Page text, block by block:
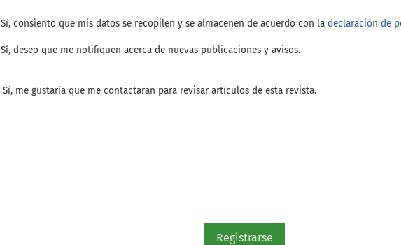
Sí, consiento que mis datos se recopilen y se almacenen de acuerdo con la declaración de
Sí, deseo que me notifiquen acerca de nuevas publicaciones y avisos.
Sí, me gustaría que me contactaran para revisar artículos de esta revista.
Registrarse